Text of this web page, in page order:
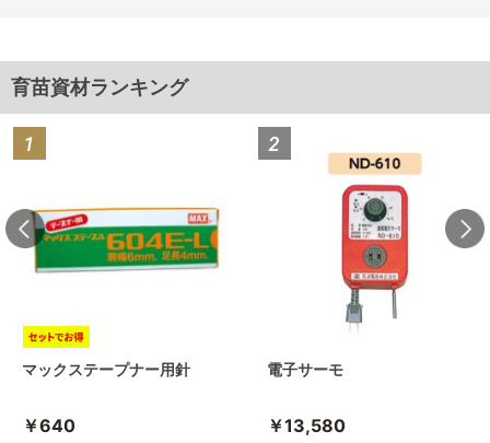
育苗資材ランキング
マックステープナー用針
￥640
電子サーモ
￥13,580